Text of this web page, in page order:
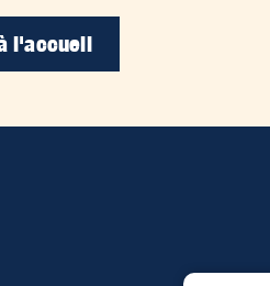
l'accueil